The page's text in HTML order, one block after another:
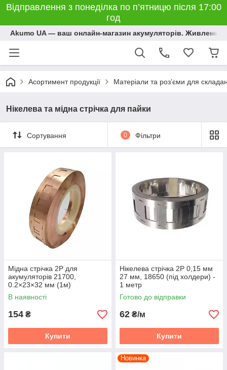
Відправлення з понеділка по п’ятницю після 17:00
год
Akumo UA — ваш онлайн-магазин акумуляторів. Живлення,
Асортимент продукції Матеріали та розʼєми для
Нікелева та мідна стрічка для пайки
Сортування 0 Фільтри
Мідна стрічка 2P для
акумуляторів 21700,
0.2×23×32 мм (1м)
В наявності
154 ₴
Купити
Нікелева стрічка 2P 0,15 мм
27 мм, 18650 (під холдери) -
1 метр
Готово до відправки
62 ₴/м
Купити
Новинка